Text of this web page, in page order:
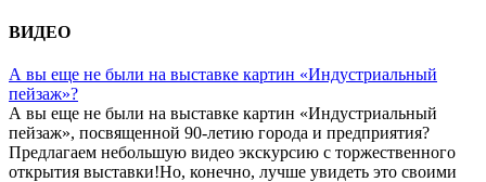
ВИДЕО
А вы еще не были на выставке картин «Индустриальный
пейзаж»?
А вы еще не были на выставке картин «Индустриальный
пейзаж», посвященной 90-летию города и предприятия?
Предлагаем небольшую видео экскурсию с торжественного
открытия выставки!Но, конечно, лучше увидеть это своими